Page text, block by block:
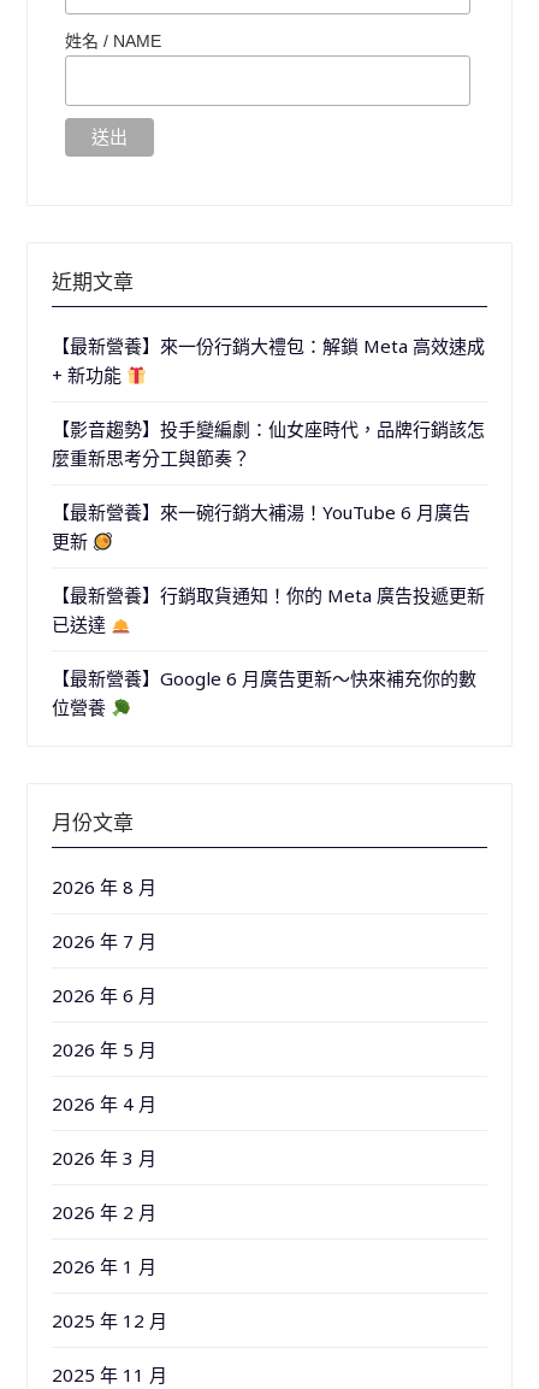
姓名 / NAME
近期文章
【最新營養】來一份行銷大禮包：解鎖 Meta 高效速成
+ 新功能
【影音趨勢】投手變編劇：仙女座時代，品牌行銷該怎
麼重新思考分工與節奏？
【最新營養】來一碗行銷大補湯！YouTube 6 月廣告
更新
【最新營養】行銷取貨通知！你的 Meta 廣告投遞更新
已送達
【最新營養】Google 6 月廣告更新～快來補充你的數
位營養
月份文章
2026 年 8 月
2026 年 7 月
2026 年 6 月
2026 年 5 月
2026 年 4 月
2026 年 3 月
2026 年 2 月
2026 年 1 月
2025 年 12 月
2025 年 11 月